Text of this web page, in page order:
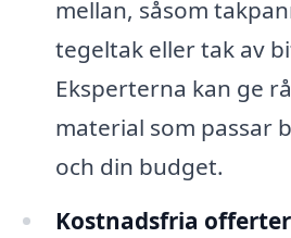
mellan, såsom
tegeltak eller tak av
Eksperterna kan ge
material som passar
och din budget.
Kostnadsfria